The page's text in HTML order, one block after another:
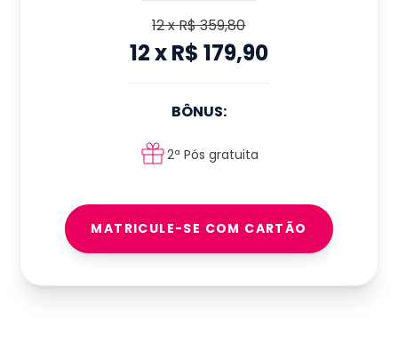
12xR$ 359,80
12xR$ 179,90
BÔNUS:
2ª Pós gratuita
MATRICULE-SE COM CARTÃO